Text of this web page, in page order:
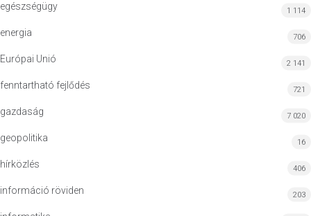
egészségügy 1 114
energia 706
Európai Unió 2 141
fenntartható fejlődés 721
gazdaság 7 020
geopolitika 16
hírközlés 406
információ röviden 203